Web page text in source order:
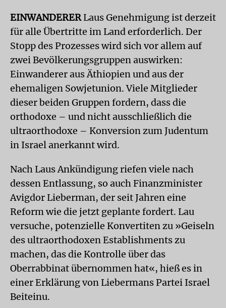
EINWANDERERLaus Genehmigung ist derzeit
für alle Übertritte im Land erforderlich. Der
Stopp des Prozesses wird sich vor allem auf
zwei Bevölkerungsgruppen auswirken:
Einwanderer aus Äthiopien und aus der
ehemaligen Sowjetunion. Viele Mitglieder
dieser beiden Gruppen fordern, dass die
orthodoxe – und nicht ausschließlich die
ultraorthodoxe – Konversion zum Judentum
in Israel anerkannt wird.
Nach Laus Ankündigung riefen viele nach
dessen Entlassung, so auch Finanzminister
Avigdor Lieberman, der seit Jahren eine
Reform wie die jetzt geplante fordert. Lau
versuche, potenzielle Konvertiten zu »Geiseln
des ultraorthodoxen Establishments zu
machen, das die Kontrolle über das
Oberrabbinat übernommen hat«, hieß es in
einer Erklärung von Liebermans Partei Israel
Beiteinu.